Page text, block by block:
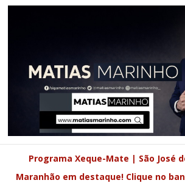
Programa Xeque-Mate | São José
Maranhão em destaque! Clique no